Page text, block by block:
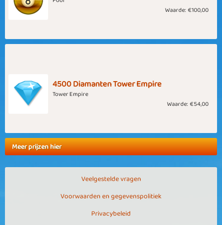
Waarde: €100,00
4500 Diamanten Tower Empire
Tower Empire
Waarde: €54,00
Meer prijzen hier
Veelgestelde vragen
Voorwaarden en gegevenspolitiek
Privacybeleid